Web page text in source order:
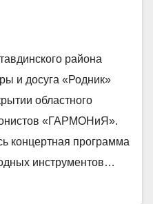
района
и досуга «Родник»
областного
«ГАРМОНиЯ».
концертная программа
инструментов…